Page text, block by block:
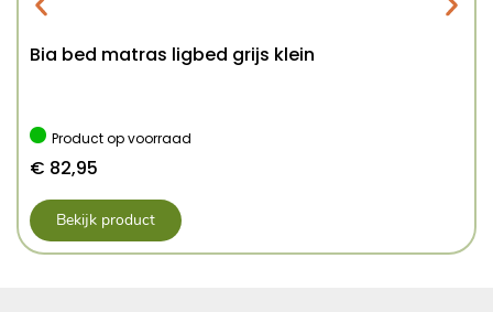
Bia bed matras ligbed grijs klein
Product op voorraad
€ 82,95
Bekijk product